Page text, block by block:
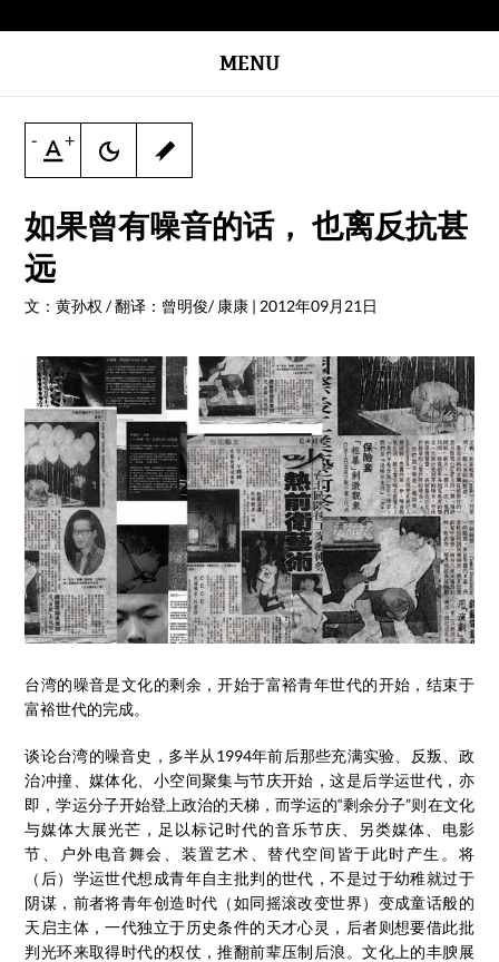
MENU
- +
如果曾有噪音的话， 也离反抗甚
远
文：黄孙权 / 翻译：曾明俊/ 康康 | 2012年09月21日
台湾的噪音是文化的剩余，开始于富裕青年世代的开始，结束于
富裕世代的完成。
谈论台湾的噪音史，多半从1994年前后那些充满实验、反叛、政
治冲撞、媒体化、小空间聚集与节庆开始，这是后学运世代，亦
即，学运分子开始登上政治的天梯，而学运的“剩余分子”则在文化
与媒体大展光芒，足以标记时代的音乐节庆、另类媒体、电影
节、户外电音舞会、装置艺术、替代空间皆于此时产生。将
（后）学运世代想成青年自主批判的世代，不是过于幼稚就过于
阴谋，前者将青年创造时代（如同摇滚改变世界）变成童话般的
天启主体，一代独立于历史条件的天才心灵，后者则想要借此批
判光环来取得时代的权仗，推翻前辈压制后浪。文化上的丰腴展